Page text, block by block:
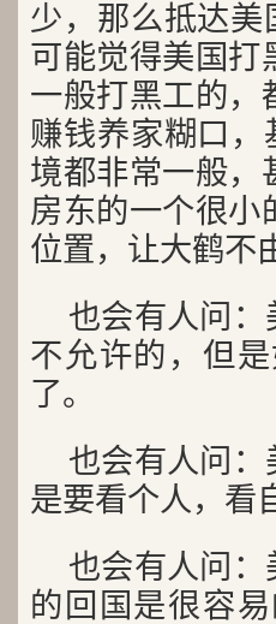
少，那么抵达
可能觉得美国打
一般打黑工的，
赚钱养家糊口
境都非常一般，
房东的一个很小
位置，让大鹤不
也会有人问
不允许的，但
了。
也会有人问
是要看个人，看
也会有人问
的回国是很容